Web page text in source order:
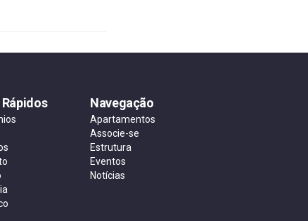
Navegação
Apartamentos
Associe-se
Estrutura
Eventos
Notícias